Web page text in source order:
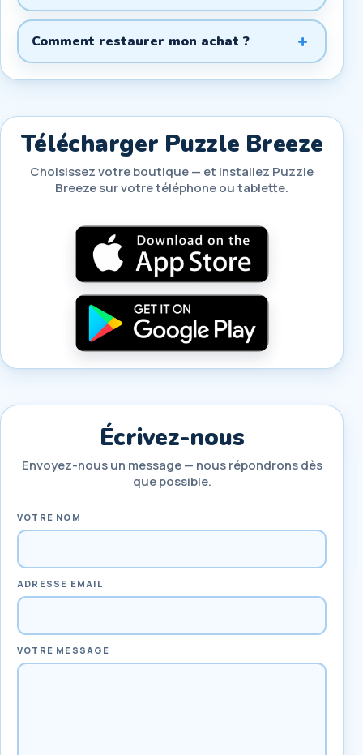
Comment restaurer mon achat ? +
Télécharger Puzzle Breeze
Choisissez votre boutique — et installez Puzzle
Breeze sur votre téléphone ou tablette.
Écrivez-nous
Envoyez-nous un message — nous répondrons dès
que possible.
VOTRE NOM
ADRESSE EMAIL
VOTRE MESSAGE